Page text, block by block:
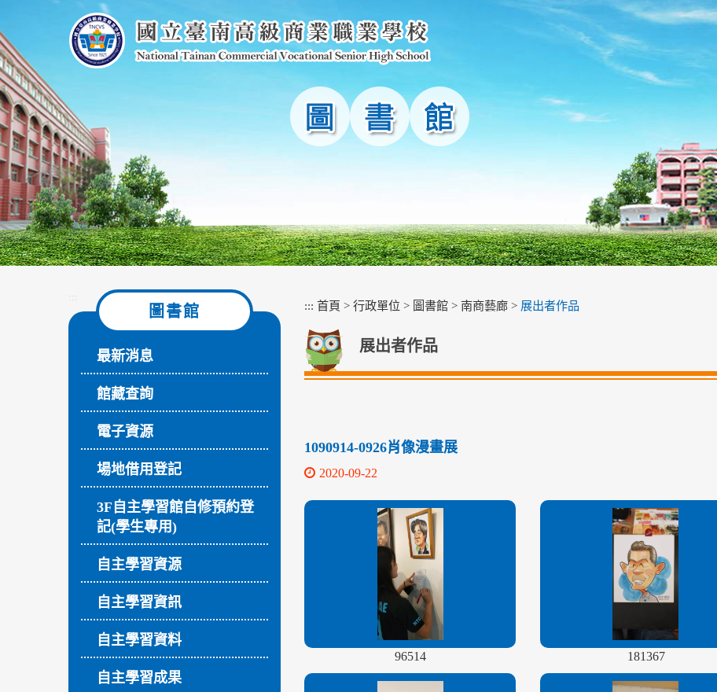
主
要
內
容
區
塊
:::
圖書館
最新消息
館藏查詢
電子資源
場地借用登記
3F自主學習館自修預約登
記(學生專用)
自主學習資源
自主學習資訊
自主學習資料
自主學習成果
::: 首頁 > 行政單位 > 圖書館 > 南商藝廊 > 展出者作品
展出者作品
1090914-0926肖像漫畫展
2020-09-22
96514 181367